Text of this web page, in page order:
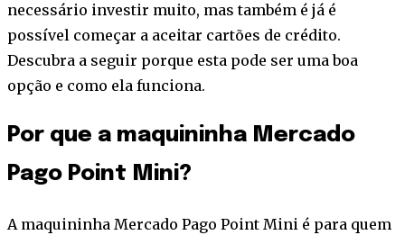
necessário investir muito, mas também é já é
possível começar a aceitar cartões de crédito.
Descubra a seguir porque esta pode ser uma boa
opção e como ela funciona.
Por que a maquininha Mercado
Pago Point Mini?
A maquininha Mercado Pago Point Mini é para quem